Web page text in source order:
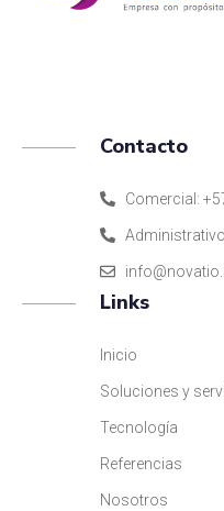
Contacto
Comercial:
Links
Inicio
Soluciones y
Tecnología
Referencias
Nosotros